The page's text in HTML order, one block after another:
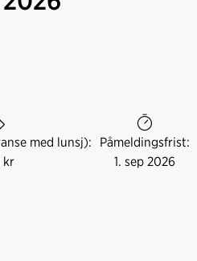
med lunsj):
kr
Påmeldingsfrist:
1. sep 2026